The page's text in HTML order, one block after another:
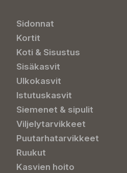
Sidonnat
Kortit
Koti & Sisustus
Sisäkasvit
Ulkokasvit
Istutuskasvit
Siemenet & sipulit
Viljelytarvikkeet
Puutarhatarvikkeet
Ruukut
Kasvien hoito